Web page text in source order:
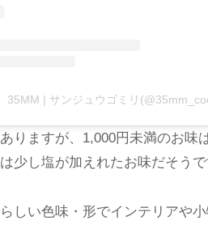
35MM | サンジュウゴミリ
りますが、1,000円未満のお味
少し塩が加えれたお味だそうで
しい色味・形でインテリアや